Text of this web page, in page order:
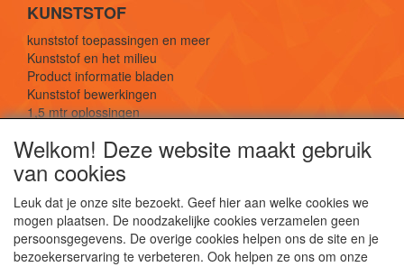
KUNSTSTOF
kunststof toepassingen en meer
Kunststof en het milieu
Product informatie bladen
Kunststof bewerkingen
1,5 mtr oplossingen
SOCIALE MEDIA
Welkom! Deze website maakt gebruik
van cookies
Leuk dat je onze site bezoekt. Geef hier aan welke cookies we
mogen plaatsen. De noodzakelijke cookies verzamelen geen
persoonsgegevens. De overige cookies helpen ons de site en je
bezoekerservaring te verbeteren. Ook helpen ze ons om onze